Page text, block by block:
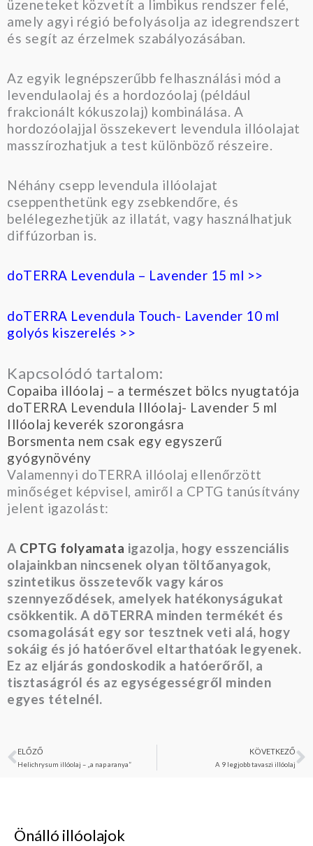
üzeneteket közvetít a limbikus rendszer felé,
amely agyi régió befolyásolja az idegrendszert
és segít az érzelmek szabályozásában.
Az egyik legnépszerűbb felhasználási mód a
levendulaolaj és a hordozóolaj (például
frakcionált kókuszolaj) kombinálása. A
hordozóolajjal összekevert levendula illóolajat
masszírozhatjuk a test különböző részeire.
Néhány csepp levendula illóolajat
cseppenthetünk egy zsebkendőre, és
belélegezhetjük az illatát, vagy használhatjuk
diffúzorban is.
doTERRA Levendula – Lavender 15 ml >>
doTERRA Levendula Touch- Lavender 10 ml
golyós kiszerelés >>
Kapcsolódó tartalom:
Copaiba illóolaj – a természet bölcs nyugtatója
doTERRA Levendula Illóolaj- Lavender 5 ml
Illóolaj keverék szorongásra
Borsmenta nem csak egy egyszerű
gyógynövény
Valamennyi doTERRA illóolaj ellenőrzött
minőséget képvisel, amiről a CPTG tanúsítvány
jelent igazolást:
A CPTG folyamata igazolja, hogy esszenciális
olajainkban nincsenek olyan töltőanyagok,
szintetikus összetevők vagy káros
szennyeződések, amelyek hatékonyságukat
csökkentik. A dōTERRA minden termékét és
csomagolását egy sor tesztnek veti alá, hogy
sokáig és jó hatóerővel eltarthatóak legyenek.
Ez az eljárás gondoskodik a hatóerőről, a
tisztaságról és az egységességről minden
egyes tételnél.
Előző
ELŐZŐ
Helichrysum illóolaj – „a nap aranya”
KÖVETKEZŐ
A 9 legjobb tavaszi illóolaj
Önálló illóolajok